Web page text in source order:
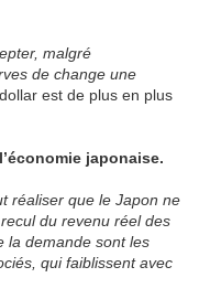
malgré
de change une
est de plus en plus
japonaise.
réaliser que le Japon ne
du revenu réel des
la demande sont les
qui faiblissent avec